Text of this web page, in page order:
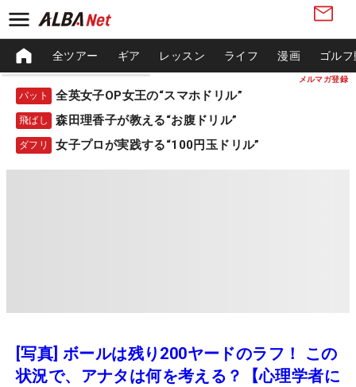
メルマガ登録
全ツアー ギア レッスン ライフ 漫画 ゴル
パット 全英女子OP女王の“スマホドリル”
飛ばし 森田理香子が教える“お腹ドリル”
ダフリ 女子プロが実践する“100円玉ドリル”
[写真] ボールは残り200ヤードのラフ！ この
状況で、アナタは何を考える？【心理学者に